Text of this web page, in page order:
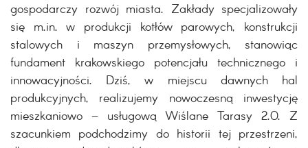
gospodarczy rozwój miasta. Zakłady specjalizowały
się m.in. w produkcji kotłów parowych, konstrukcji
stalowych i maszyn przemysłowych, stanowiąc
fundament krakowskiego potencjału technicznego i
innowacyjności. Dziś, w miejscu dawnych hal
produkcyjnych, realizujemy nowoczesną inwestycję
mieszkaniowo – usługową Wiślane Tarasy 2.0. Z
szacunkiem podchodzimy do historii tej przestrzeni,